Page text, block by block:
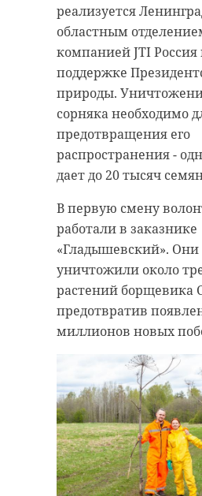
реализуется
областным
компанией JTI
поддержке
природы.
сорняка необходимо
предотвращения его
распространения -
дает до 20 тысяч
В первую смену
работали в заказнике
«Гладышевский». Они
уничтожили около
растений борщевика
предотвратив
миллионов новых
смотрят в
Победа будет
нами!»
—
В видеозаписи
спецоперации от лица
группировки выразил
благодарности.
Фото: https://vk.com/
178746454_32773
приозерский район
!видео
Поделиться статьей:
новое девяткино
строительство
Поделиться